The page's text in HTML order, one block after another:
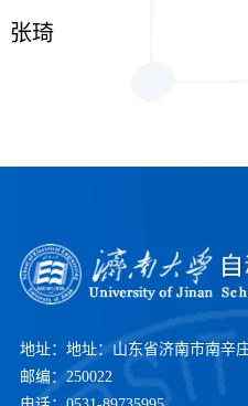
张琦
地址：地址：山东省济南市南辛
邮编：250022